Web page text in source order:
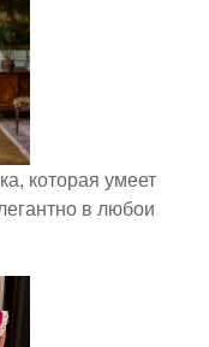
которая умеет
в любои